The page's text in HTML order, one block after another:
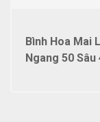
Bình Hoa Mai
Ngang 50